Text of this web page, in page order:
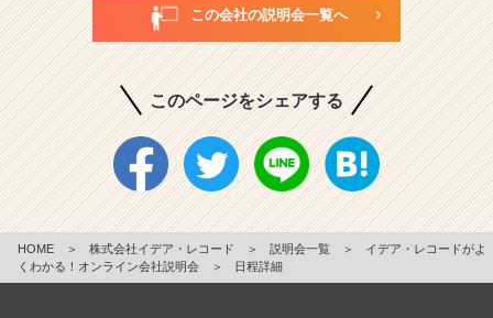
この会社の説明会一覧へ
このページをシェアする
HOME ＞ 株式会社イデア・レコード ＞ 説明会一覧 ＞
イデア・レコードがよ
くわかる！オンライン会社説明会
＞ 日程詳細